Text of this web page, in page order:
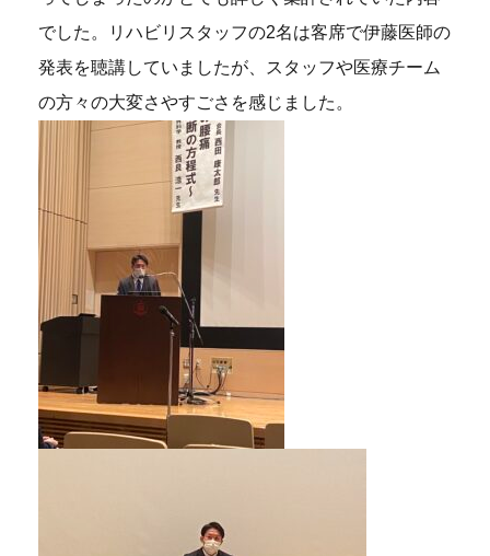
でした。リハビリスタッフの2名は客席で伊藤医師の
発表を聴講していましたが、スタッフや医療チーム
の方々の大変さやすごさを感じました。